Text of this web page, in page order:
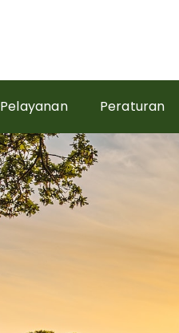
Pelayanan Peraturan